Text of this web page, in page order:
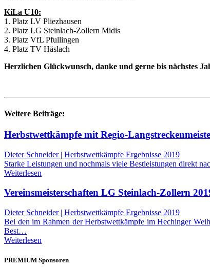
KiLa U10:
1. Platz LV Pliezhausen
2. Platz LG Steinlach-Zollern Midis
3. Platz VfL Pfullingen
4. Platz TV Häslach
Herzlichen Glückwunsch, danke und gerne bis nächstes
Weitere Beiträge:
Herbstwettkämpfe mit Regio-
Dieter Schneider | Herbstwettkämpfe Ergebnisse 2019
Starke Leistungen und nochmals viele Bestleistungen direkt
Weiterlesen
Vereinsmeisterschaften LG Steinlach-Zollern
Dieter Schneider | Herbstwettkämpfe Ergebnisse 2019
Bei den im Rahmen der Herbstwettkämpfe im Hechinger
Best…
Weiterlesen
PREMIUM Sponsoren